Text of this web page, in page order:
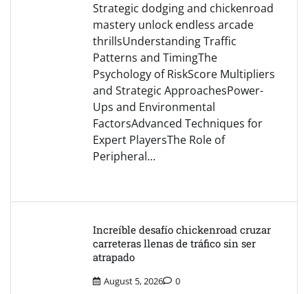
Strategic dodging and chickenroad
mastery unlock endless arcade
thrillsUnderstanding Traffic
Patterns and TimingThe
Psychology of RiskScore Multipliers
and Strategic ApproachesPower-
Ups and Environmental
FactorsAdvanced Techniques for
Expert PlayersThe Role of
Peripheral…
Increíble desafío chickenroad cruzar
carreteras llenas de tráfico sin ser
atrapado
August 5, 2026 0